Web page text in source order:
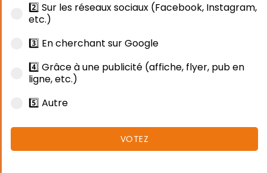
2️⃣ Sur les réseaux sociaux (Facebook, Instagram,
etc.)
3️⃣ En cherchant sur Google
4️⃣ Grâce à une publicité (affiche, flyer, pub en
ligne, etc.)
5️⃣ Autre
VOTEZ